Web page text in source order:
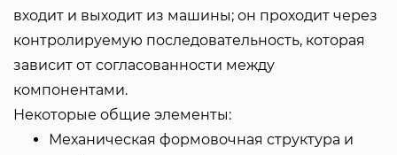
входит и выходит из машины; он проходит через
контролируемую последовательность, которая
зависит от согласованности между
компонентами.
Некоторые общие элементы:
Механическая формовочная структура и